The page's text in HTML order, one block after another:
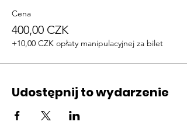
Cena
400,00 CZK
+10,00 CZK opłaty manipulacyjnej za bilet
Udostępnij to wydarzenie